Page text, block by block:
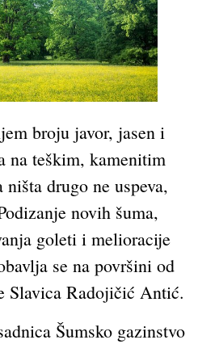
broju javor, jasen i
na teškim, kamenitim
drugo ne uspeva,
novih šuma,
goleti i melioracije
se na površini od
Slavica Radojičić Antić.
Šumsko gazinstvo